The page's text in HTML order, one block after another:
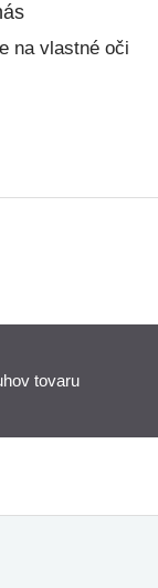
na vlastné oči
tovaru